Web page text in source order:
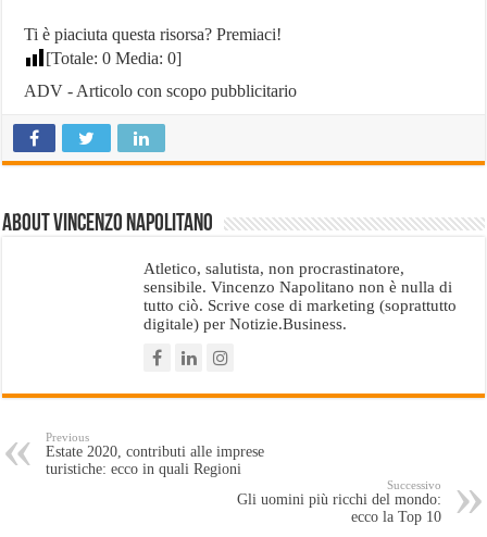
Ti è piaciuta questa risorsa? Premiaci!
[Totale:0 Media:0]
ADV - Articolo con scopo pubblicitario
About Vincenzo Napolitano
Atletico, salutista, non procrastinatore,
sensibile. Vincenzo Napolitano non è nulla di
tutto ciò. Scrive cose di marketing (soprattutto
digitale) per Notizie.Business.
Previous
Estate 2020, contributi alle imprese
turistiche: ecco in quali Regioni
Successivo
Gli uomini più ricchi del mondo:
ecco la Top 10